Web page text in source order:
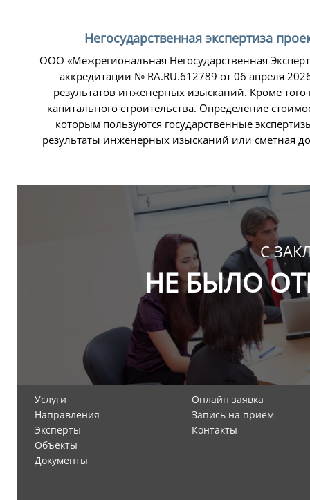
Негосударственная экспертиза
ООО «Межрегиональная Негосударственная
аккредитации № RA.RU.612789 от 06 апреля
результатов инженерных изысканий. Кроме
капитального строительства. Определение
которым пользуются государственные
результаты инженерных изысканий или сметная
С
НЕ БЫЛО
Услуги
Направления
Эксперты
Объекты
Документы
Онлайн заявка
Запись на прием
Контакты